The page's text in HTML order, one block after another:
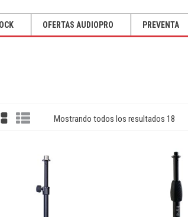
OFERTAS AUDIOPRO PREVENTA
Mostrando todos los resultados 18